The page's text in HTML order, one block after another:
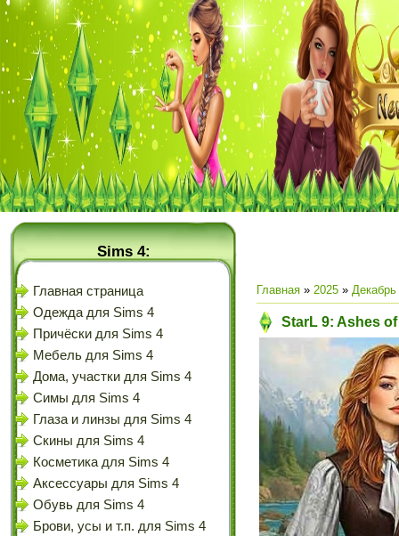
Sims 4:
Главная страница
Одежда для Sims 4
Причёски для Sims 4
Мебель для Sims 4
Дома, участки для Sims 4
Симы для Sims 4
Глаза и линзы для Sims 4
Скины для Sims 4
Косметика для Sims 4
Аксессуары для Sims 4
Обувь для Sims 4
Брови, усы и т.п. для Sims 4
Главная » 2025 » Декабрь
StarL 9: Ashes